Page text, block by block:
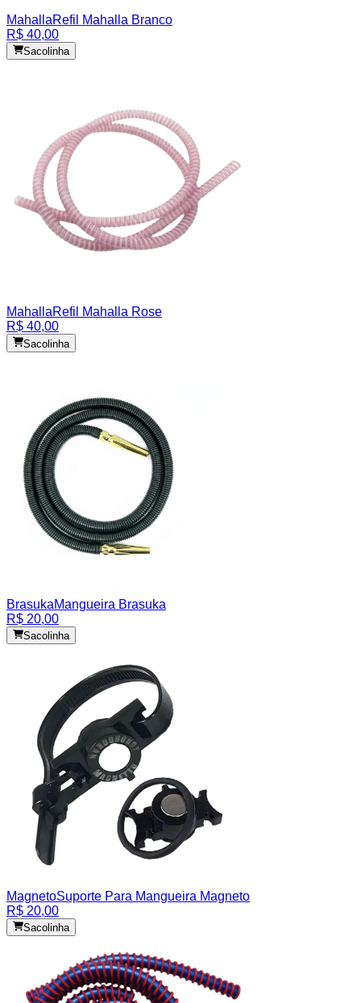
MahallaRefil Mahalla Branco
R$ 40,00
Sacolinha
MahallaRefil Mahalla Rose
R$ 40,00
Sacolinha
BrasukaMangueira Brasuka
R$ 20,00
Sacolinha
MagnetoSuporte Para Mangueira Magneto
R$ 20,00
Sacolinha